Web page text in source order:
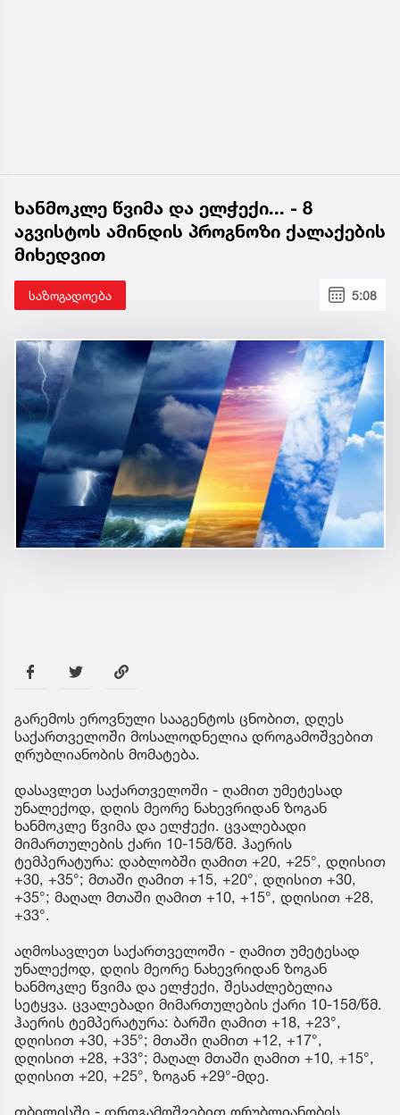
ხანმოკლე წვიმა და ელჭექი... - 8
აგვისტოს ამინდის პროგნოზი ქალაქების
მიხედვით
საზოგადოება 5:08
გარემოს ეროვნული სააგენტოს ცნობით, დღეს
საქართველოში მოსალოდნელია დროგამოშვებით
ღრუბლიანობის მომატება.
დასავლეთ საქართველოში - ღამით უმეტესად
უნალექოდ, დღის მეორე ნახევრიდან ზოგან
ხანმოკლე წვიმა და ელჭექი. ცვალებადი
მიმართულების ქარი 10-15მ/წმ. ჰაერის
ტემპერატურა: დაბლობში ღამით +20, +25°, დღისით
+30, +35°; მთაში ღამით +15, +20°, დღისით +30,
+35°; მაღალ მთაში ღამით +10, +15°, დღისით +28,
+33°.
აღმოსავლეთ საქართველოში - ღამით უმეტესად
უნალექოდ, დღის მეორე ნახევრიდან ზოგან
ხანმოკლე წვიმა და ელჭექი, შესაძლებელია
სეტყვა. ცვალებადი მიმართულების ქარი 10-15მ/წმ.
ჰაერის ტემპერატურა: ბარში ღამით +18, +23°,
დღისით +30, +35°; მთაში ღამით +12, +17°,
დღისით +28, +33°; მაღალ მთაში ღამით +10, +15°,
დღისით +20, +25°, ზოგან +29°-მდე.
თბილისში - დროგამოშვებით ღრუბლიანობის